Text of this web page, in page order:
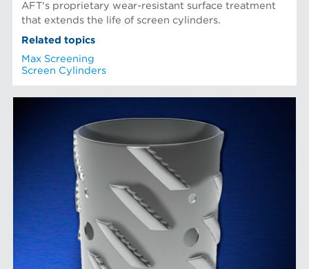
AFT's proprietary wear-resistant surface treatment
that extends the life of screen cylinders.
Related topics
Max Screening
Screen Cylinders